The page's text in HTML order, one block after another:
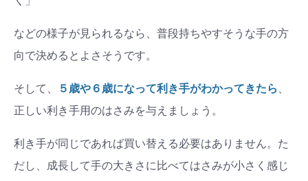
などの様子が見られるなら、普段持ちやすそうな手の方
向で決めるとよさそうです。
そして、 ５歳や６歳になって利き手がわかってきたら
正しい利き手用のはさみを与えましょう。
利き手が同じであれば買い替える必要はありません。た
だし、成長して手の大きさに比べてはさみが小さく感じ